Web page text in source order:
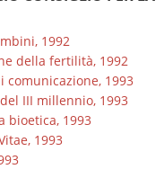
1992
della fertilità, 1992
1993
III millennio, 1993
bioetica, 1993
1993